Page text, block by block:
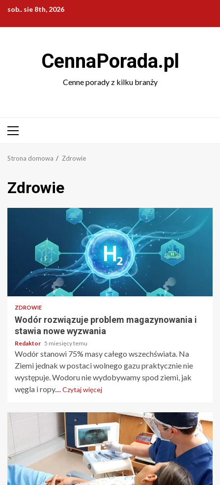
Przejdź
treści
sob.. sie 8th, 2026
CennaPorada.pl
Cenne porady z kilku branży
Menu
Strona domowa Zdrowie
Zdrowie
4 min odczytu
ZDROWIE
Wodór rozwiązuje problem magazynowania i
stawia nowe wyzwania
Redaktor 5 miesięcy temu
Wodór stanowi 75% masy całego wszechświata. Na
Ziemi jednak w postaci wolnego gazu praktycznie nie
występuje. Wodoru nie wydobywamy spod ziemi, jak
węgla i ropy....Czytaj więcej